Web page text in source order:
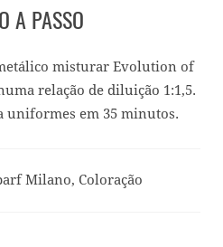
A PASSO
misturar Evolution of
relação de diluição 1:1,5.
uniformes em 35 minutos.
Milano, Coloração